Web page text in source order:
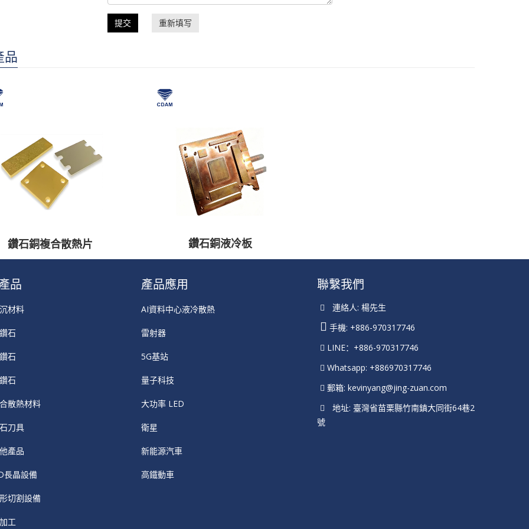
提交 重新填写
品
鑽石銅複合散熱片 鑽石銅液冷板
品
材料
石
石
石
散熱材料
刀具
產品
長晶設備
切割設備
工
產品應用
AI資料中心液冷散熱
雷射器
5G基站
量子科技
大功率 LED
衛星
新能源汽車
高鐵動車
聯繫我們
連絡人: 楊先生
手機: +886-970317746
LINE：+886-970317746
Whatsapp: +886970317746
郵箱: kevinyang@jing-zuan.com
地址: 臺灣省苗栗縣竹南鎮大同街64巷2
號